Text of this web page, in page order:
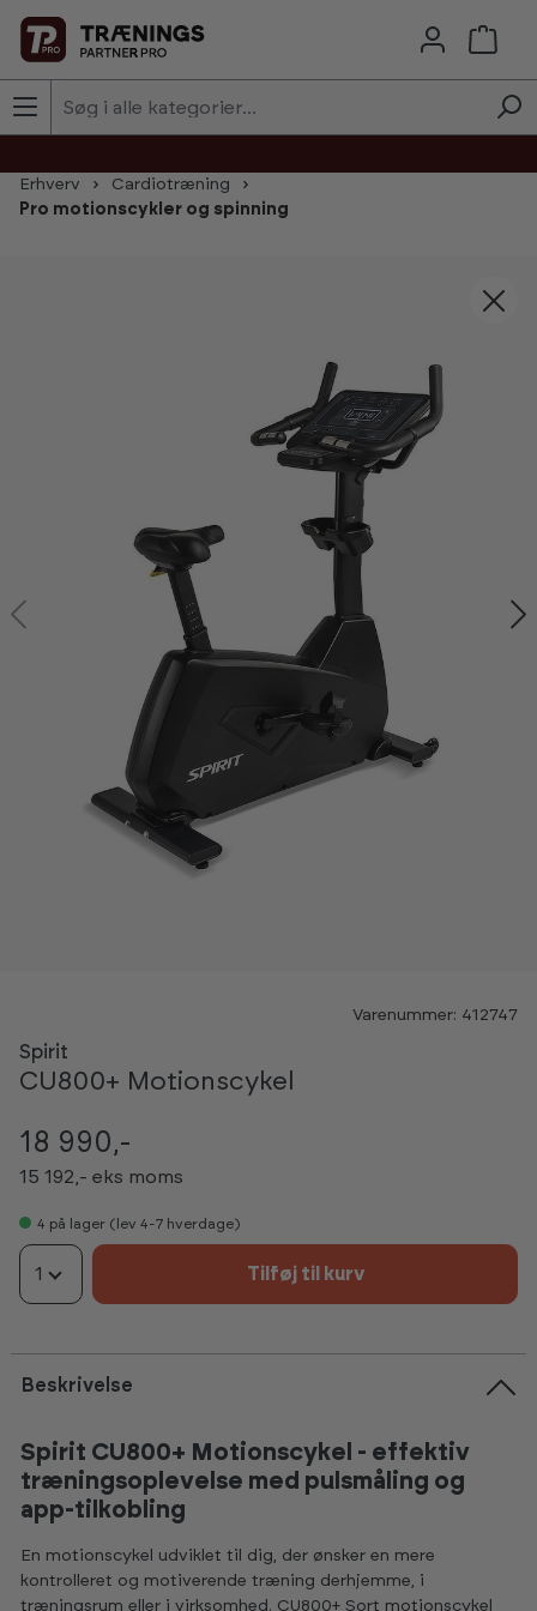
Skip to main content
Erhverv
Cardiotræning
Pro motionscykler og spinning
Varenummer: 412747
Spirit
CU800+ Motionscykel
18 990,-
15 192,- eks moms
4 på lager (lev 4-7 hverdage)
1 Tilføj til kurv
Beskrivelse
Spirit CU800+ Motionscykel - effektiv
træningsoplevelse med pulsmåling og
app-tilkobling
En motionscykel udviklet til dig, der ønsker en mere
kontrolleret og motiverende træning derhjemme, i
træningsrum eller i virksomhed. CU800+ Sort motionscykel